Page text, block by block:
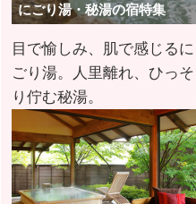
にごり湯・秘湯の宿特集
目で愉しみ、肌で感じるに
ごり湯。人里離れ、ひっそ
り佇む秘湯。